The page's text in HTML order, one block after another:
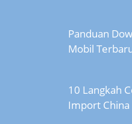
Panduan
Mobil
10 Langkah
Import China